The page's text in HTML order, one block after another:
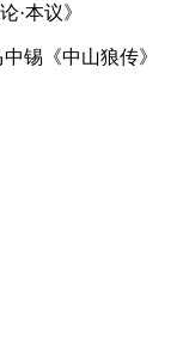
本议》
锡《中山狼传》